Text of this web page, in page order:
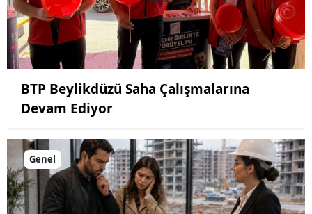
BTP Beylikdüzü Saha Çalışmalarına
Devam Ediyor
Genel